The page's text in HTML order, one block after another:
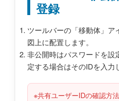
登録
ツールバーの「移動体」ア
図上に配置します。
非公開時はパスワードを設
定する場合はそのIDを入力
※共有ユーザーIDの確認方